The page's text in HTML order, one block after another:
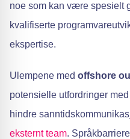
noe som kan være spesielt
kvalifiserte
ekspertise.
Ulempene med offshore
potensielle utfordringer
hindre
eksternt team.